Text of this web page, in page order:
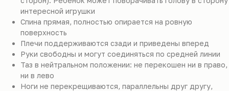
интересной игрушки
Спина прямая, полностью опирается на ровную
поверхность
Плечи поддерживаются сзади и приведены вперед
Руки свободны и могут соединяться по средней линии
Таз в нейтральном положении: не перекошен ни в право,
ни в лево
Ноги не перекрещиваются, параллельны друг другу,